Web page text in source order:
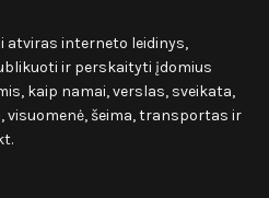
atviras interneto leidinys,
ir perskaityti įdomius
kaip namai, verslas, sveikata,
visuomenė, šeima, transportas ir